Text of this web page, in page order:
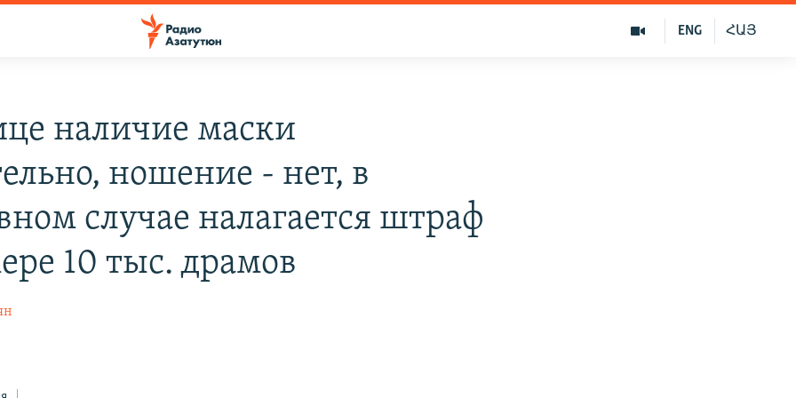
ՀԱՅ
ENG
наличие маски
ношение - нет, в
случае налагается штраф
10 тыс. драмов